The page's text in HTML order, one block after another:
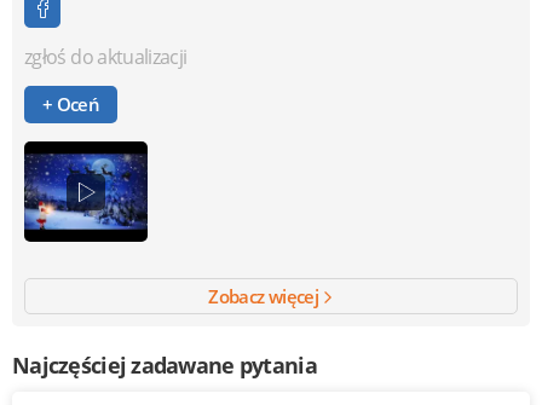
zgłoś do aktualizacji
+ Oceń
Zobacz więcej
Najczęściej zadawane pytania